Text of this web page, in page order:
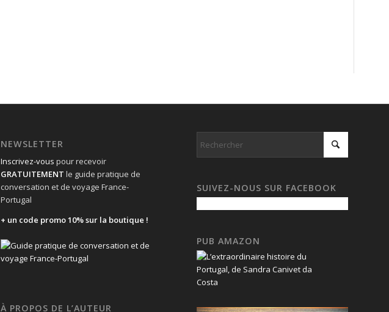
NEWSLETTER
Inscrivez-vous pour recevoir
GRATUITEMENT le guide pratique de
conversation et de voyage France-
Portugal
+ un code promo 10% sur la boutique !
À PROPOS DE L’AUTEUR
SUIVEZ-NOUS SUR FACEBOOK
PUB AMAZON